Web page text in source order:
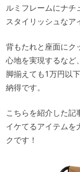
ルミフレームにナチ
スタイリッシュなア
背もたれと座面にク
心地を実現するな
脚揃えても1万円以
納得です。
こちらを紹介した記
イケてるアイテムを
クです！